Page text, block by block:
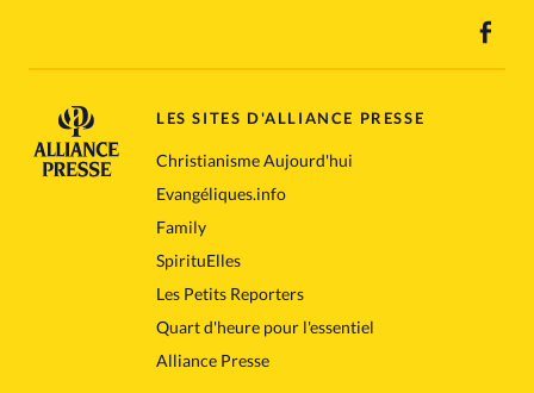
LES SITES D'ALLIANCE PRESSE
Christianisme Aujourd'hui
Evangéliques.info
Family
SpirituElles
Les Petits Reporters
Quart d'heure pour l'essentiel
Alliance Presse